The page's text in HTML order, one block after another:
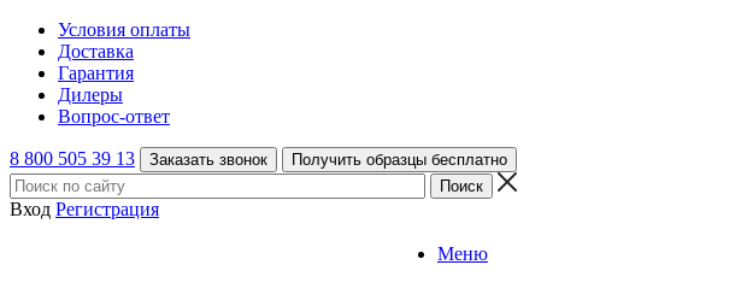
Условия оплаты
Доставка
Гарантия
Дилеры
Вопрос-ответ
8 800 505 39 13 Заказать звонок Получить образцы бесплатно
Вход Регистрация
Меню